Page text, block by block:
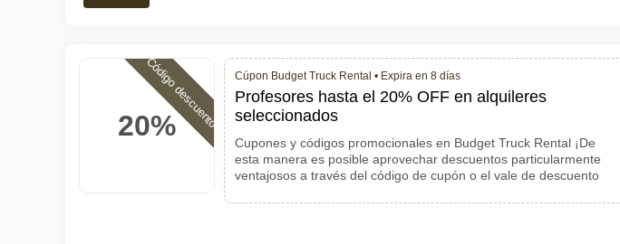
20%
Código descuento Cúpon Budget Truck Rental • Expira en 8 días
Profesores hasta el 20% OFF en alquileres
seleccionados
Cupones y códigos promocionales en Budget Truck Rental ¡De
esta manera es posible aprovechar descuentos particularmente
ventajosos a través del código de cupón o el vale de descuento